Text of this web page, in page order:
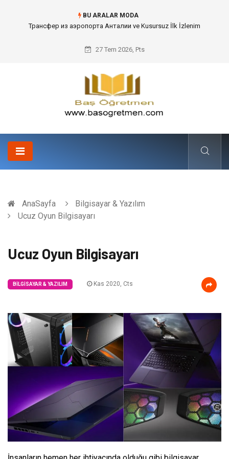
BU ARALAR MODA
Kafes Sandık ve Peyzaj Mimarisinde Dev Bitkilerin Transferi
27 Tem 2026, Pts
AnaSayfa
Bilgisayar & Yazılım
Ucuz Oyun Bilgisayarı
Ucuz Oyun Bilgisayarı
BILGISAYAR & YAZILIM Kas 2020, Cts